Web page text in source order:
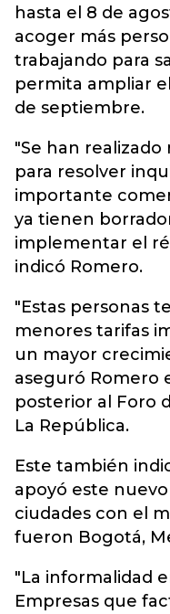
hasta el 8 de
acoger más
trabajando para
permita ampliar
de septiembre.
"Se han
para resolver
importante
ya tienen
implementar el
indicó Romero.
"Estas personas
menores tarifas
un mayor
aseguró Romero
posterior al Foro
La República.
Este también
apoyó este
ciudades con el
fueron Bogotá,
"La informalidad
Empresas que